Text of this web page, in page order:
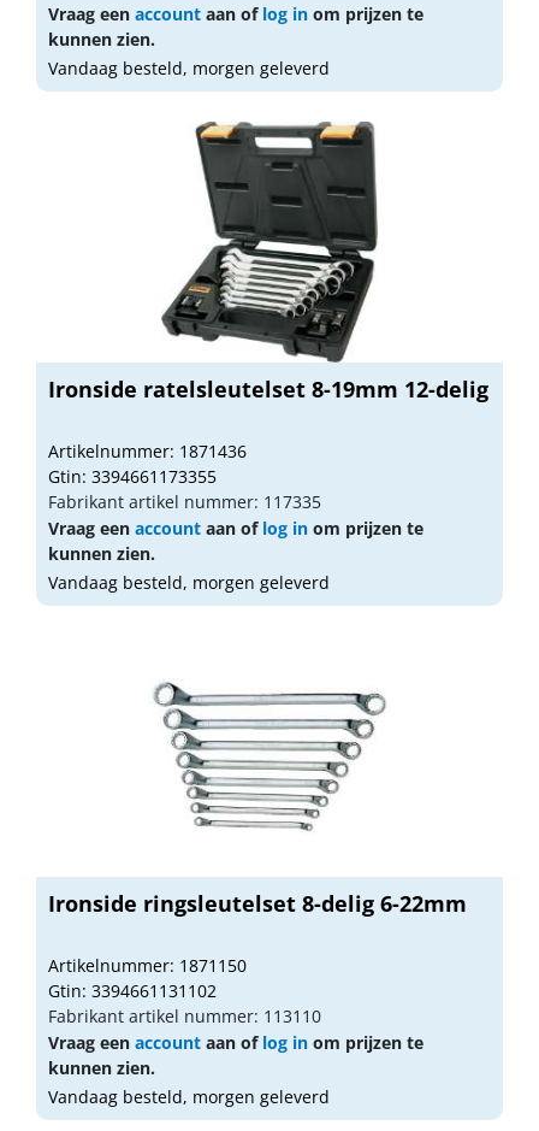
Vraag een account aan of log in om prijzen te
kunnen zien.
Vandaag besteld, morgen geleverd
Ironside ratelsleutelset 8-19mm 12-delig
Artikelnummer: 1871436
Gtin: 3394661173355
Fabrikant artikel nummer: 117335
Vraag een account aan of log in om prijzen te
kunnen zien.
Vandaag besteld, morgen geleverd
Ironside ringsleutelset 8-delig 6-22mm
Artikelnummer: 1871150
Gtin: 3394661131102
Fabrikant artikel nummer: 113110
Vraag een account aan of log in om prijzen te
kunnen zien.
Vandaag besteld, morgen geleverd